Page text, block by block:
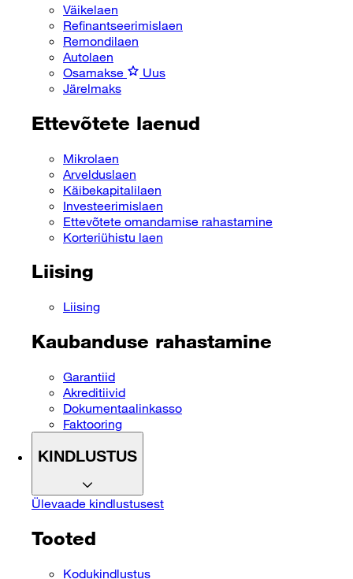
Väikelaen
Refinantseerimislaen
Remondilaen
Autolaen
Osamakse
Uus
Järelmaks
Ettevõtete laenud
Mikrolaen
Arvelduslaen
Käibekapitalilaen
Investeerimislaen
Ettevõtete omandamise rahastamine
Korteriühistu laen
Liising
Liising
Kaubanduse rahastamine
Garantiid
Akreditiivid
Dokumentaalinkasso
Faktooring
KINDLUSTUS
Ülevaade kindlustusest
Tooted
Kodukindlustus